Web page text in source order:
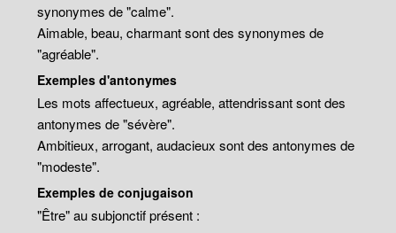
synonymes de "calme".
Aimable, beau, charmant sont des synonymes de
"agréable".
Exemples d'antonymes
Les mots affectueux, agréable, attendrissant sont des
antonymes de "sévère".
Ambitieux, arrogant, audacieux sont des antonymes de
"modeste".
Exemples de conjugaison
"Être" au subjonctif présent :